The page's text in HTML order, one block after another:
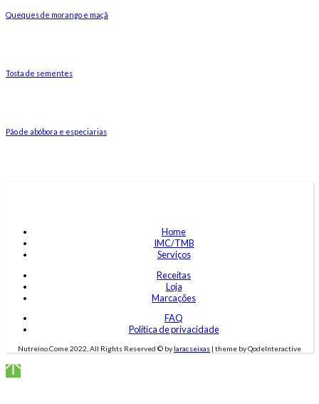
Queques de morango e maçã
Tosta de sementes
Pão de abóbora e especiarias
Home
IMC/TMB
Serviços
Receitas
Loja
Marcações
FAQ
Política de privacidade
Nutreino.Come 2022, All Rights Reserved © by laracseixas | theme by QodeInteractive